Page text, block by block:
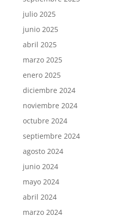
julio 2025
junio 2025
abril 2025
marzo 2025
enero 2025
diciembre 2024
noviembre 2024
octubre 2024
septiembre 2024
agosto 2024
junio 2024
mayo 2024
abril 2024
marzo 2024